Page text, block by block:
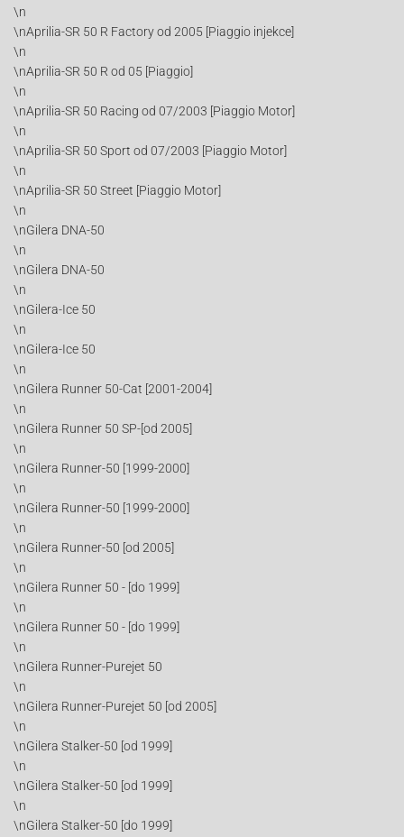
\n
\nAprilia-SR 50 R Factory od 2005 [Piaggio injekce]
\n
\nAprilia-SR 50 R od 05 [Piaggio]
\n
\nAprilia-SR 50 Racing od 07/2003 [Piaggio Motor]
\n
\nAprilia-SR 50 Sport od 07/2003 [Piaggio Motor]
\n
\nAprilia-SR 50 Street [Piaggio Motor]
\n
\nGilera DNA-50
\n
\nGilera DNA-50
\n
\nGilera-Ice 50
\n
\nGilera-Ice 50
\n
\nGilera Runner 50-Cat [2001-2004]
\n
\nGilera Runner 50 SP-[od 2005]
\n
\nGilera Runner-50 [1999-2000]
\n
\nGilera Runner-50 [1999-2000]
\n
\nGilera Runner-50 [od 2005]
\n
\nGilera Runner 50 - [do 1999]
\n
\nGilera Runner 50 - [do 1999]
\n
\nGilera Runner-Purejet 50
\n
\nGilera Runner-Purejet 50 [od 2005]
\n
\nGilera Stalker-50 [od 1999]
\n
\nGilera Stalker-50 [od 1999]
\n
\nGilera Stalker-50 [do 1999]